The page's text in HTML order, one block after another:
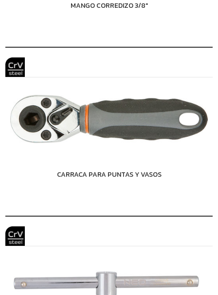
MANGO CORREDIZO 3/8"
CARRACA PARA PUNTAS Y VASOS